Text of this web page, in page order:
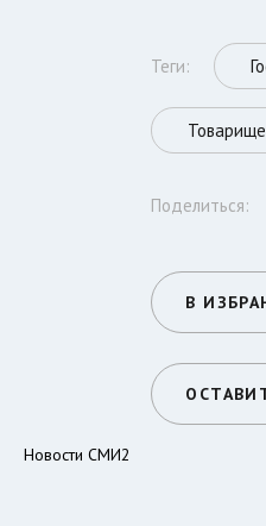
Теги:
Поделиться:
В
Новости СМИ2